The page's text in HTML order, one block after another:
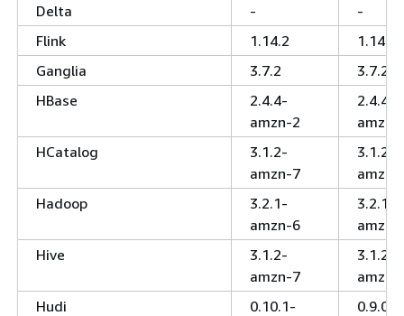
Delta
-
-
Flink
1.14.2
1.14.0
Ganglia
3.7.2
3.7.2
HBase
2.4.4-
amzn-2
2.4.4-
amzn-
HCatalog
3.1.2-
amzn-7
3.1.2-
amzn-
Hadoop
3.2.1-
amzn-6
3.2.1-
amzn-
Hive
3.1.2-
amzn-7
3.1.2-
amzn-
Hudi
0.10.1-
0.9.0-